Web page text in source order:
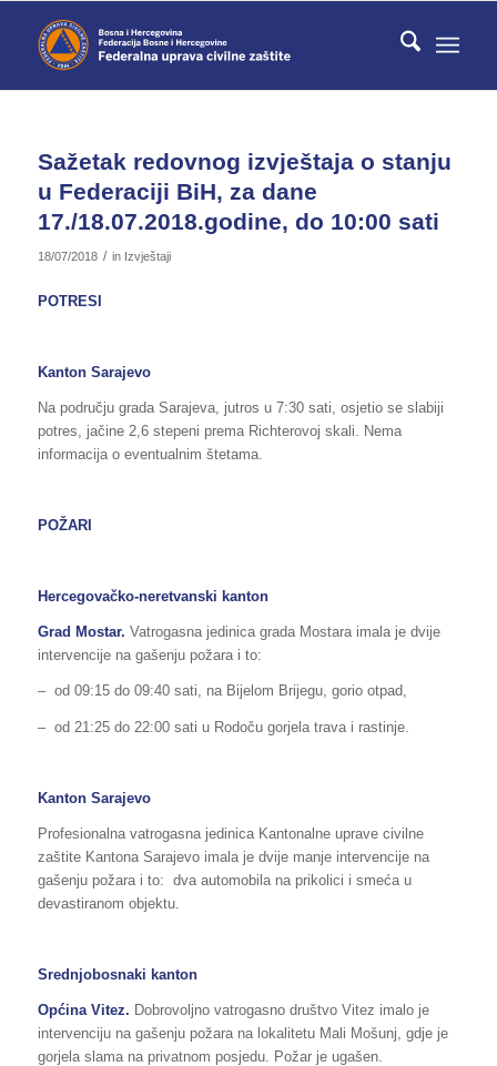
Sažetak redovnog izvještaja o stanju
u Federaciji BiH, za dane
17./18.07.2018.godine, do 10:00 sati
18/07/2018 / in Izvještaji
POTRESI
Kanton Sarajevo
Na području grada Sarajeva, jutros u 7:30 sati, osjetio se slabiji
potres, jačine 2,6 stepeni prema Richterovoj skali. Nema
informacija o eventualnim štetama.
POŽARI
Hercegovačko-neretvanski kanton
Grad Mostar. Vatrogasna jedinica grada Mostara imala je dvije
intervencije na gašenju požara i to:
– od 09:15 do 09:40 sati, na Bijelom Brijegu, gorio otpad,
– od 21:25 do 22:00 sati u Rodoču gorjela trava i rastinje.
Kanton Sarajevo
Profesionalna vatrogasna jedinica Kantonalne uprave civilne
zaštite Kantona Sarajevo imala je dvije manje intervencije na
gašenju požara i to: dva automobila na prikolici i smeća u
devastiranom objektu.
Srednjobosnaki kanton
Općina Vitez. Dobrovoljno vatrogasno društvo Vitez imalo je
intervenciju na gašenju požara na lokalitetu Mali Mošunj, gdje je
gorjela slama na privatnom posjedu. Požar je ugašen.